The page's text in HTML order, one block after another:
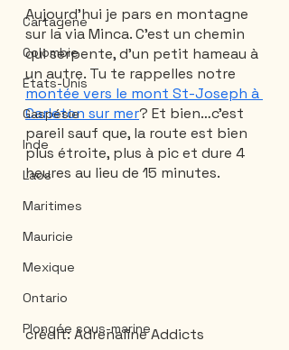
Cartagene
Colombie
États-Unis
Gaspésie
Inde
Laos
Maritimes
Mauricie
Mexique
Ontario
Plongée sous-marine
Aujourd’hui je pars en montagne
sur la via Minca. C’est un chemin
qui serpente, d’un petit hameau à
un autre. Tu te rappelles notre
montée vers le mont St-Joseph à
Carleton sur mer? Et bien…c’est
pareil sauf que, la route est bien
plus étroite, plus à pic et dure 4
heures au lieu de 15 minutes.
crédit: Adrenaline Addicts